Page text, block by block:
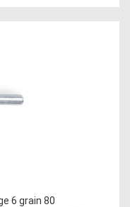
6 grain 80